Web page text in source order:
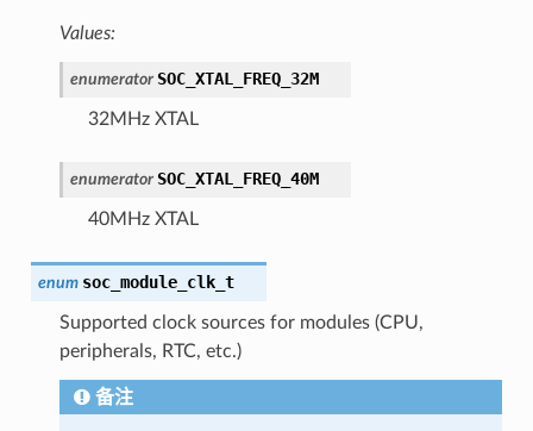
Values:
enumerator SOC_XTAL_FREQ_32M
32MHz XTAL
enumerator SOC_XTAL_FREQ_40M
40MHz XTAL
enum soc_module_clk_t
Supported clock sources for modules (CPU,
peripherals, RTC, etc.)
备注